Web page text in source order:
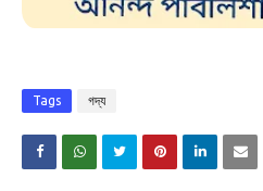
Tags গদ্য